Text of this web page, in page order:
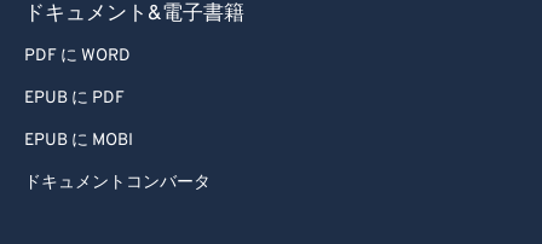
ドキュメント&電子書籍
PDF に WORD
EPUB に PDF
EPUB に MOBI
ドキュメントコンバータ